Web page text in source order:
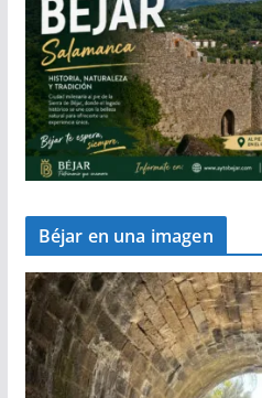
Béjar en una imagen